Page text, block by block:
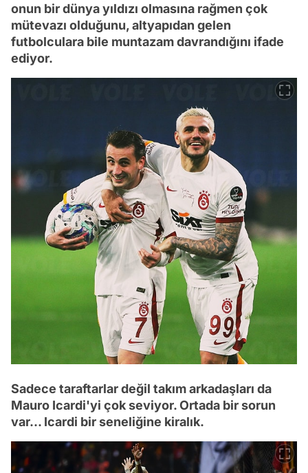
onun bir dünya yıldızı olmasına rağmen çok
mütevazı olduğunu, altyapıdan gelen
futbolculara bile muntazam davrandığını ifade
ediyor.
Sadece taraftarlar değil takım arkadaşları da
Mauro Icardi'yi çok seviyor. Ortada bir sorun
var... Icardi bir seneliğine kiralık.